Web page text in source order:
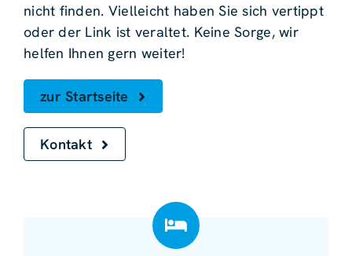
nicht finden. Vielleicht haben Sie sich vertippt
oder der Link ist veraltet. Keine Sorge, wir
helfen Ihnen gern weiter!
zur Startseite
Kontakt